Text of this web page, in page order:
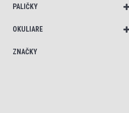
PALIČKY
OKULIARE
ZNAČKY